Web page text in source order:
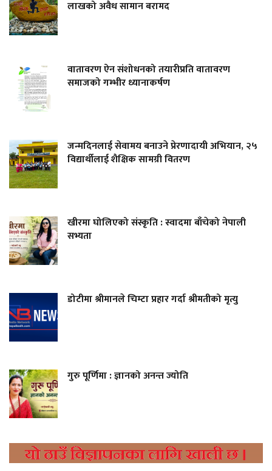
लाखको अवैध सामान बरामद
वातावरण ऐन संशोधनको तयारीप्रति वातावरण
समाजको गम्भीर ध्यानाकर्षण
जन्मदिनलाई सेवामय बनाउने प्रेरणादायी अभियान, २५
विद्यार्थीलाई शैक्षिक सामग्री वितरण
खीरमा घोलिएको संस्कृति : स्वादमा बाँचेको नेपाली
सभ्यता
डोटीमा श्रीमानले चिम्टा प्रहार गर्दा श्रीमतीको मृत्यु
गुरु पूर्णिमा : ज्ञानको अनन्त ज्योति